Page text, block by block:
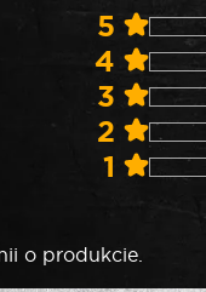
5
4
3
2
1
o produkcie.